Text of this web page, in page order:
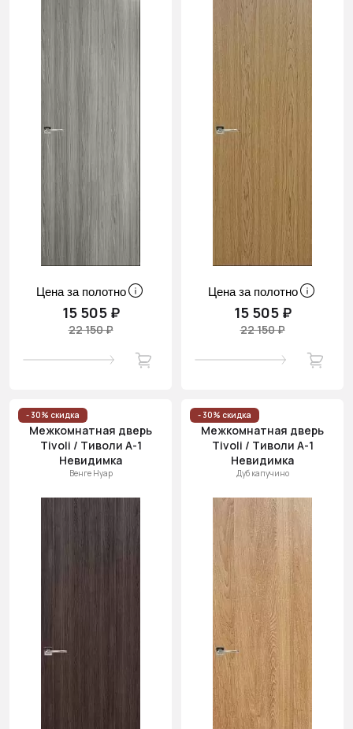
Цена за полотно
15 505 ₽
22 150 ₽
Цена за полотно
15 505 ₽
22 150 ₽
- 30% скидка
Межкомнатная дверь
Tivoli / Тиволи А-1
Невидимка
Венге Нуар
- 30% скидка
Межкомнатная дверь
Tivoli / Тиволи А-1
Невидимка
Дуб капучино